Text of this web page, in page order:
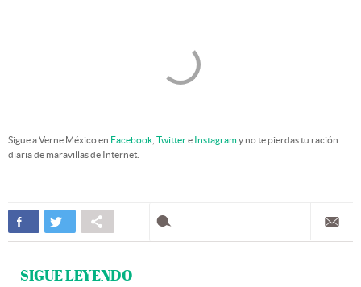
Sigue a Verne México en Facebook Twittere Instagramy no te pierdas tu ración
diaria de maravillas de Internet.
SIGUE LEYENDO